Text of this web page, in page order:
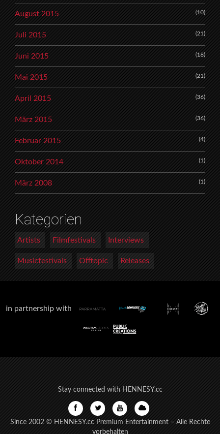
August 2015 (10)
Juli 2015 (21)
Juni 2015 (18)
Mai 2015 (21)
April 2015 (36)
März 2015 (36)
Februar 2015 (4)
Oktober 2014 (1)
März 2008 (1)
Kategorien
Artists Filmfestivals Interviews
Musicfestivals Offtopic Releases
in partnership with
Stay connected with HENNESY.cc
Since 2002 © HENNESY.cc Premium Entertainment – Alle Rechte
vorbehalten